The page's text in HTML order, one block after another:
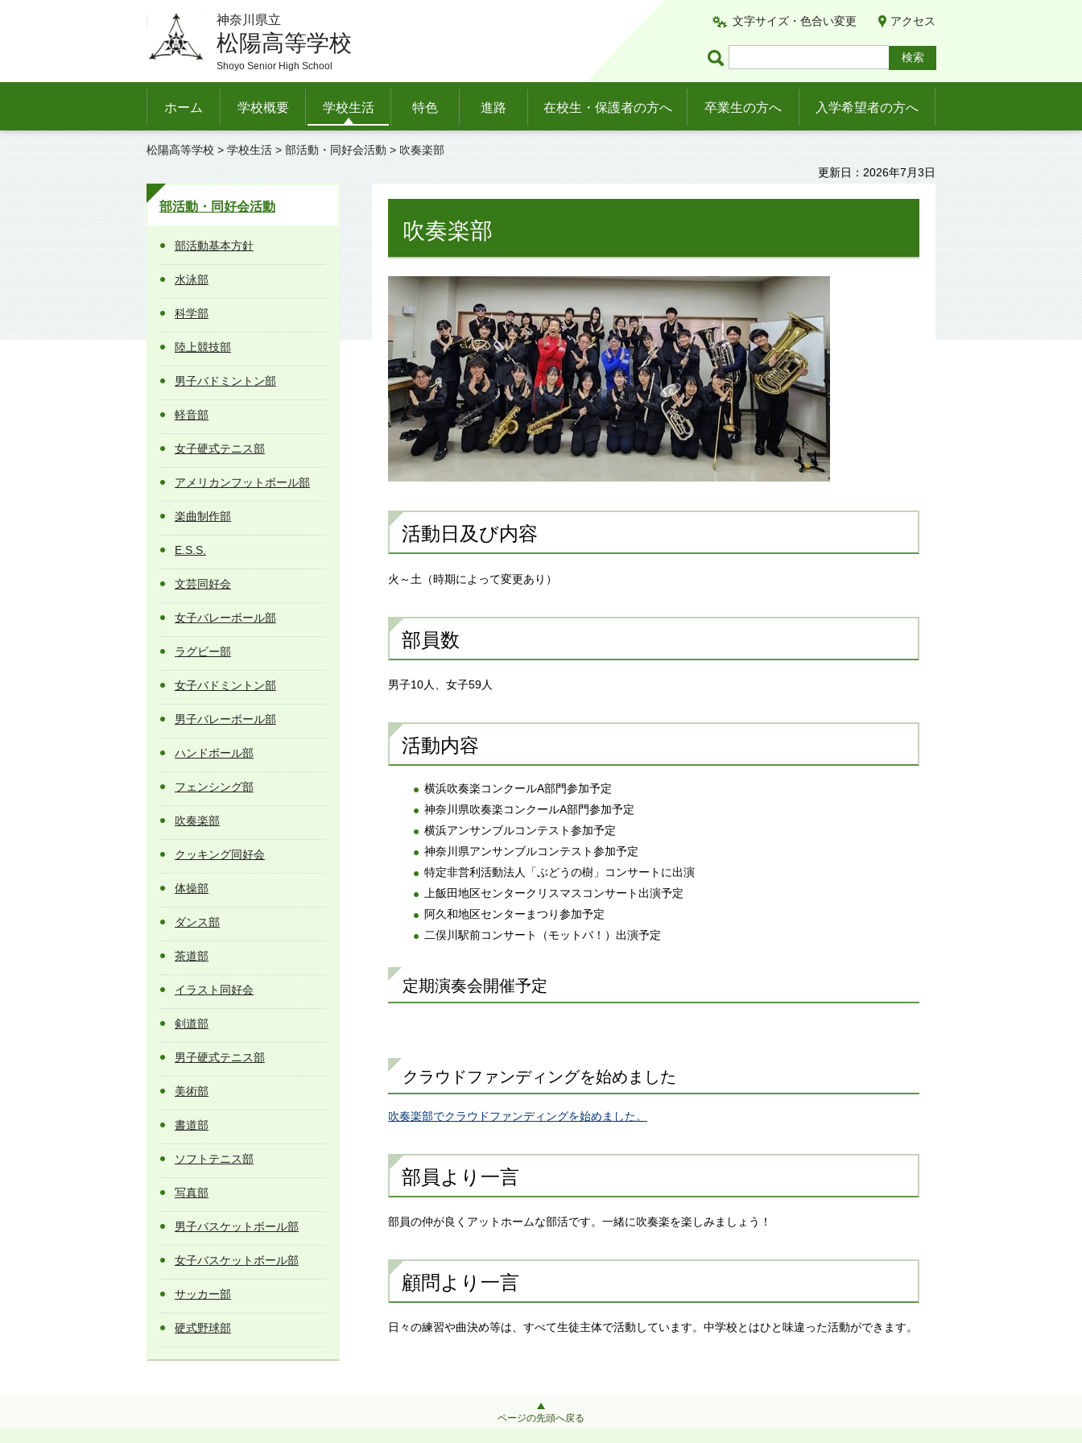
神奈川県立
松陽高等学校
Shoyo Senior High School
文字サイズ・色合い変更 アクセス
ホーム 学校概要 学校生活 特色 進路 在校生・保護者の方へ 卒業生の方へ 入学希望者の方へ
松陽高等学校 > 学校生活 > 部活動・同好会活動 > 吹奏楽部
更新日：2026年7月3日
部活動・同好会活動
部活動基本方針
水泳部
科学部
陸上競技部
男子バドミントン部
軽音部
女子硬式テニス部
アメリカンフットボール部
楽曲制作部
E.S.S.
文芸同好会
女子バレーボール部
ラグビー部
女子バドミントン部
男子バレーボール部
ハンドボール部
フェンシング部
吹奏楽部
クッキング同好会
体操部
ダンス部
茶道部
イラスト同好会
剣道部
男子硬式テニス部
美術部
書道部
ソフトテニス部
写真部
男子バスケットボール部
女子バスケットボール部
サッカー部
硬式野球部
吹奏楽部
活動日及び内容
火～土（時期によって変更あり）
部員数
男子10人、女子59人
活動内容
横浜吹奏楽コンクールA部門参加予定
神奈川県吹奏楽コンクールA部門参加予定
横浜アンサンブルコンテスト参加予定
神奈川県アンサンブルコンテスト参加予定
特定非営利活動法人「ぶどうの樹」コンサートに出演
上飯田地区センタークリスマスコンサート出演予定
阿久和地区センターまつり参加予定
二俣川駅前コンサート（モットバ！）出演予定
定期演奏会開催予定
クラウドファンディングを始めました
吹奏楽部でクラウドファンディングを始めました。
部員より一言
部員の仲が良くアットホームな部活です。一緒に吹奏楽を楽しみましょう！
顧問より一言
日々の練習や曲決め等は、すべて生徒主体で活動しています。中学校とはひと味違った活動ができます。
ページの先頭へ戻る